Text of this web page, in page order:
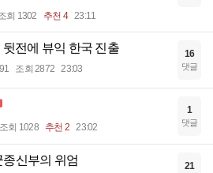
회 1302 추천 4 23:11
뒷전에 뷰익 한국 진출
조회 2872 23:03
16
댓글
조회 1028 추천 2 23:02
1
댓글
신부의 위엄 21